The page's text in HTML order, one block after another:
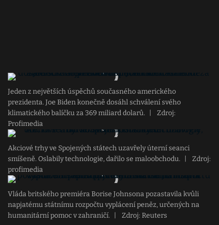
Jeden z největších úspěchů současného amerického
prezidenta. Joe Biden konečně dosáhl schválení svého
klimatického balíčku za 369 miliard dolarů.
Zdroj:
Profimedia
Akciové trhy ve Spojených státech uzavřely úterní seanci
smíšeně. Oslabily technologie, dařilo se maloobchodu.
Zdroj:
profimedia
Vláda britského premiéra Borise Johnsona pozastavila kvůli
napjatému státnímu rozpočtu vyplácení peněz, určených na
humanitární pomoc v zahraničí.
Zdroj: Reuters